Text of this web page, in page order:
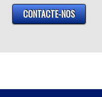
CONTACTE-NOS